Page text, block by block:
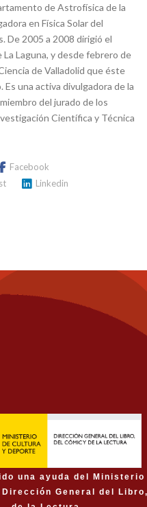
de Astrofísica de la
en Física Solar del
De 2005 a 2008 dirigió el
Laguna, y desde febrero de
de Valladolid que éste
una activa divulgadora de la
del jurado de los
Científica y Técnica
Facebook
Linkedin
una ayuda del
General del